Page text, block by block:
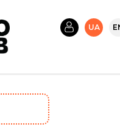
UA